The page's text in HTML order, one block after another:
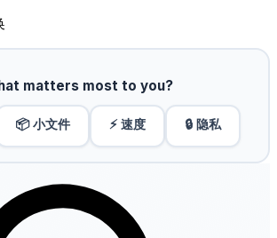
matters most to you?
📦 小文件 ⚡ 速度 🔒 隐私